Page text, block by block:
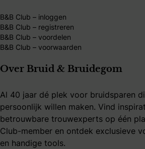
B&B Club – inloggen
B&B Club – registreren
B&B Club – voordelen
B&B Club – voorwaarden
Over Bruid & Bruidegom
Al 40 jaar dé plek voor bruidsparen
persoonlijk willen maken. Vind
betrouwbare trouwexperts op één
Club-member en ontdek exclusieve
en handige tools.